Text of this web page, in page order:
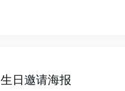
生日邀请海报